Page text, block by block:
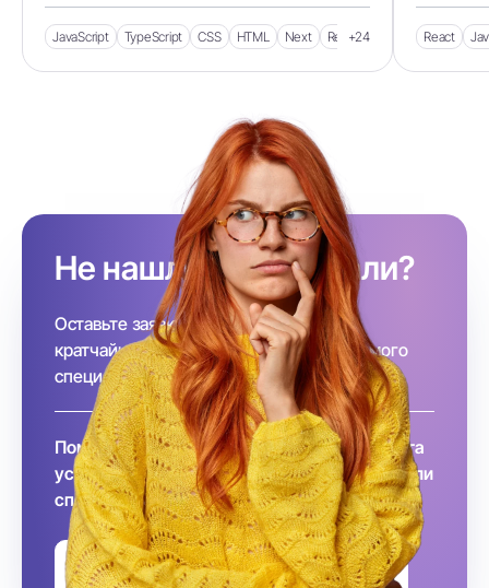
JavaScript TypeScript CSS HTML Next React+24 React
Не нашли, кого искали?
Оставьте заявку и, наша команда в
кратчайшие сроки подберёт необходимого
специалиста за вас!
Помните, что заключение договора и оплата
услуг происходит после того, как вы выбрали
специалиста
Оставить заявку на подбор